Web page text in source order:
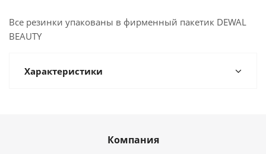
Все резинки упакованы в фирменный пакетик DEWAL
BEAUTY
Характеристики
Компания